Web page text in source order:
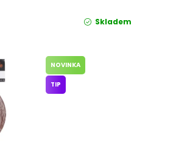
Skladem
NOVINKA
TIP